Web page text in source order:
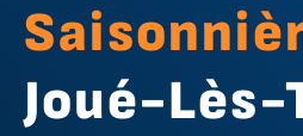
Joué-Lès-